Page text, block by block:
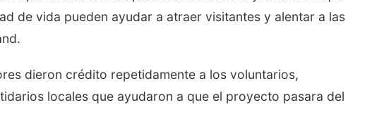
de vida pueden ayudar a atraer visitantes y alentar a las
dieron crédito repetidamente a los voluntarios,
locales que ayudaron a que el proyecto pasara del